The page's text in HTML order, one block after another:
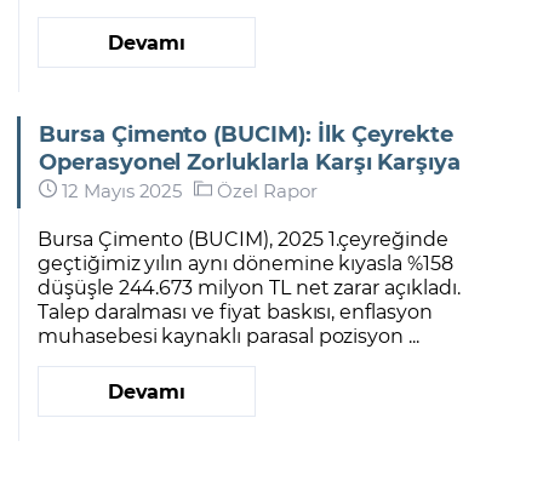
Devamı
Bursa Çimento (BUCIM): İlk Çeyrekte
Operasyonel Zorluklarla Karşı Karşıya
12 Mayıs 2025 Özel Rapor
Bursa Çimento (BUCIM), 2025 1.çeyreğinde
geçtiğimiz yılın aynı dönemine kıyasla %158
düşüşle 244.673 milyon TL net zarar açıkladı.
Talep daralması ve fiyat baskısı, enflasyon
muhasebesi kaynaklı parasal pozisyon ...
Devamı